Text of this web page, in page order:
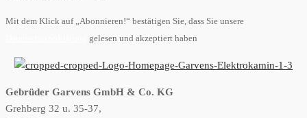
Mit dem Klick auf „Abonnieren!“ bestätigen Sie, dass Sie unsere
gelesen und akzeptiert haben
Gebrüder Garvens GmbH & Co. KG
Grehberg 32 u. 35-37,